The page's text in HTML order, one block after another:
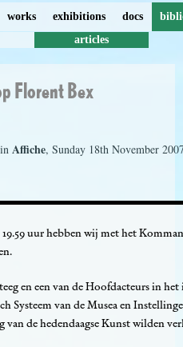
works exhibitions docs
articles
Florent Bex
in Affiche, Sunday 18th November
19.59 uur hebben wij met het
en een van de Hoofdacteurs in
Systeem van de Musea en
van de hedendaagse Kunst wilden